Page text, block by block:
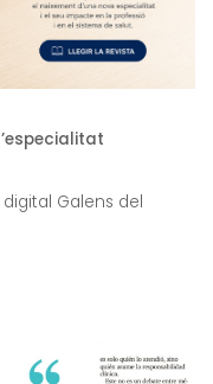
Galens del